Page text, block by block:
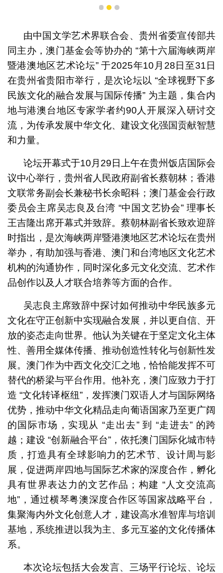
1 2 3
由中国文学艺术界联合会、贵州省委宣传部共
同主办，澳门基金会等协办的 “第十六届海峡两岸
暨港澳地区艺术论坛” 于2025年10月28日至31日
在贵州省贵阳市举行，是次论坛以 “全球视野下多
民族文化的融合发展与国际传播” 为主题，集合内
地与港澳台地区专家学者约90人开展深入研讨交
流，为传承发展中华文化、建设文化强国贡献智慧
和力量。
论坛开幕式于10月29日上午在贵州饭店国际会
议中心举行，贵州省人民政府副省长蔡朝林；香港
文联常务副会长兼秘书长余昭科；澳门基金会行政
委员会主席吴志良及台湾 “中国文艺协会” 理事长
王吉隆出席开幕式并致辞。蔡朝林副省长致欢迎辞
时指出，是次海峡两岸暨港澳地区艺术论坛在贵州
举办，有助加强与香港、澳门和台湾地区文化艺术
机构的沟通协作，同时深化多元文化交流、艺术作
品创作以及人才联合培养等方面的合作。
吴志良主席致辞中探讨如何推动中华民族多元
文化在守正创新中实现融合发展，并以更自信、开
放的姿态走向世界。他认为关键在于坚定文化主体
性、善用全媒体传播、推动创造性转化与创新性发
展。澳门作为中西文化交汇之地，恰恰能发挥不可
替代的桥梁与平台作用。他补充，澳门应致力于打
造 “文化转译枢纽”，发挥澳门双语人才与国际网络
优势，推动中华文化精品走向葡语国家乃至更广阔
的国际市场，实现从 “走出去” 到 “走进去” 的跨
越；建设 “创新融合平台”，依托澳门国际化城市特
质，打造具有全球影响力的艺术节、设计周与影
展，促进两岸四地与国际艺术家的深度合作，孵化
具有世界表达力的文艺作品；构建 “人文交流高
地”，通过横琴粤澳深度合作区等国家战略平台，
集聚海内外文化创意人才，建设高水准智库与培训
基地，系统推进以我为主、多元互鉴的文化传播体
系。
本次论坛包括大会发言、三场平行论坛、论坛